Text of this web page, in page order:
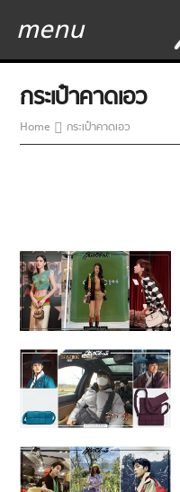
menu
กระเป๋าคาดเอว
Home กระเป๋าคาดเอว